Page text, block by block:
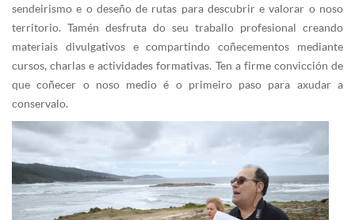
sendeirismo e o deseño de rutas para descubrir e valorar o noso
territorio. Tamén desfruta do seu traballo profesional creando
materiais divulgativos e compartindo coñecementos mediante
cursos, charlas e actividades formativas. Ten a firme convicción de
que coñecer o noso medio é o primeiro paso para axudar a
conservalo.